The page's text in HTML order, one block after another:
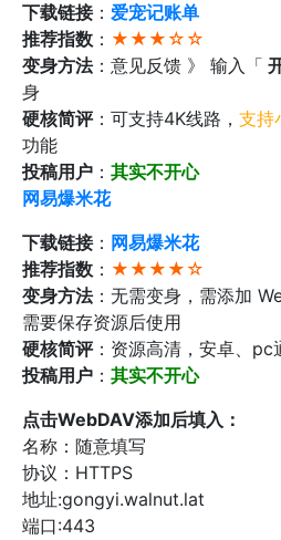
下载链接： 爱宠记账单
推荐指数 ： ★★★☆☆
变身方法：意见反馈 》 输入「
身
硬核简评：可支持4K线路， 支持
功能
投稿用户 ： 其实不开心
网易爆米花
下载链接： 网易爆米花
推荐指数 ： ★★★★☆
变身方法：无需变身，需添加
需要保存资源后使用
硬核简评：资源高清，安卓、pc
投稿用户 ： 其实不开心
点击WebDAV添加后填入：
名称：随意填写
协议：HTTPS
地址:gongyi.walnut.lat
端口:443